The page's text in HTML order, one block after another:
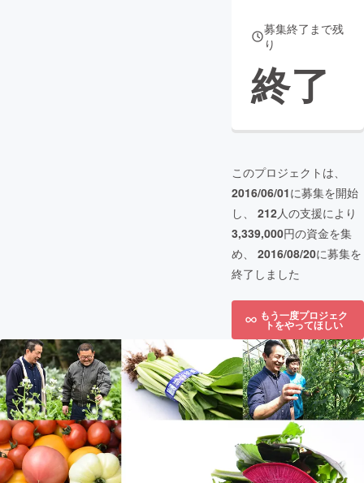
募集終了まで残
り
終了
このプロジェクトは、
2016/06/01に募集を開始
し、 212人の支援により
3,339,000円の資金を集
め、 2016/08/20に募集を
終了しました
もう一度プロジェク
トをやってほしい